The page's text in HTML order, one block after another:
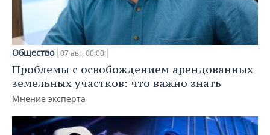
Общество 07 авг, 00:00
Проблемы с освобождением арендованных
земельных участков: что важно знать
Мнение эксперта